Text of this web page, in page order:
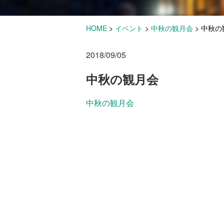
HOME > イベント > 中秋の観月会 > 中秋
2018/09/05
中秋の観月会
中秋の観月会